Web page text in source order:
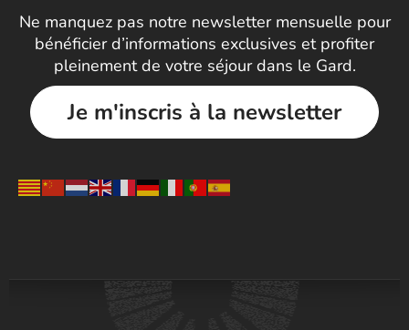
Ne manquez pas notre newsletter mensuelle pour
bénéficier d’informations exclusives et profiter
pleinement de votre séjour dans le Gard.
Je m'inscris à la newsletter